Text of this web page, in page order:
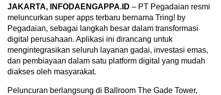
JAKARTA, INFODAENGAPPA.ID – PT Pegadaian resmi
meluncurkan super apps terbaru bernama Tring! by
Pegadaian, sebagai langkah besar dalam transformasi
digital perusahaan. Aplikasi ini dirancang untuk
mengintegrasikan seluruh layanan gadai, investasi emas,
dan pembiayaan dalam satu platform digital yang mudah
diakses oleh masyarakat.
Peluncuran berlangsung di Ballroom The Gade Tower,